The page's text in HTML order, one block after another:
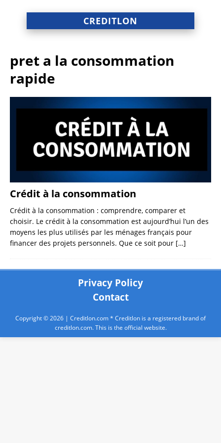
CREDITLON
pret a la consommation
rapide
Crédit à la consommation
Crédit à la consommation : comprendre, comparer et
choisir. Le crédit à la consommation est aujourd’hui l’un des
moyens les plus utilisés par les ménages français pour
financer des projets personnels. Que ce soit pour […]
Privacy Policy
Contact
Copyright © 2026 | Creditlon.com* Creditlon is a registered brand of
creditlon.com. This is the official website.